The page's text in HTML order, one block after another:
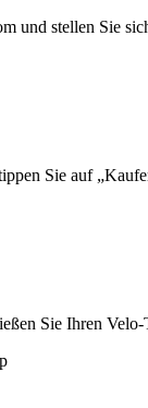
und stellen Sie
Sie auf
Sie Ihren